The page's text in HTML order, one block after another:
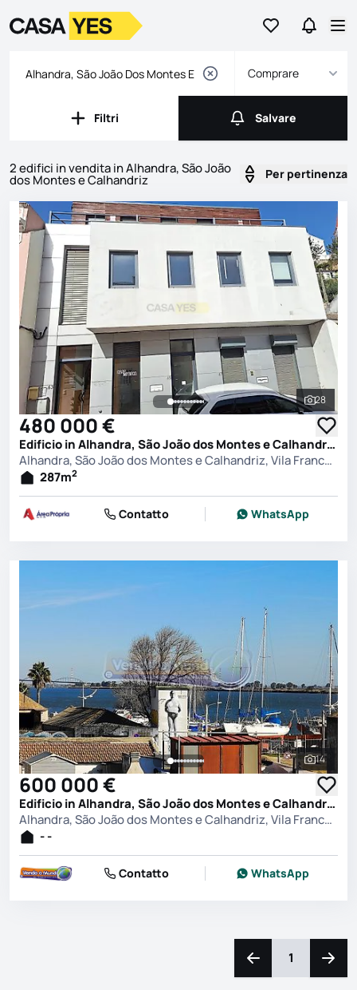
Vai ai preferiti
Vai a
LogoVai alla homepage
Comprare
Filtri
Filtri Salvare
Salvare
2 edifici in vendita in Alhandra, São João
dos Montes e Calhandriz Per pertinenza
Annunci
Elenco delle inserzioni
Vedi
28
480 000 €
Edificio in Alhandra, São João dos Montes e Calhandriz, Vila Franca de Xira
Alhandra, São João dos Montes e Calhandriz, Vila Franca de Xira
287m2
Contatto WhatsApp
Vedi
14
600 000 €
Edificio in Alhandra, São João dos Montes e Calhandriz, Vila Franca de Xira
Alhandra, São João dos Montes e Calhandriz, Vila Franca de Xira
- -
Contatto WhatsApp
Naviga a sinistra
1